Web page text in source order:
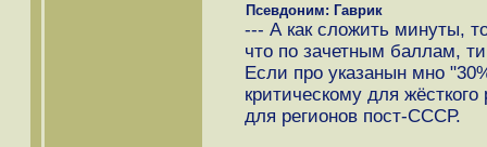
Псевдоним: Гаврик
--- А как сложить минуты,
что по зачетным баллам,
Если про указанын мно
критическому для
для регионов пост-СССР.